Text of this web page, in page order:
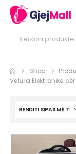
Shop
Vetura Elektronike